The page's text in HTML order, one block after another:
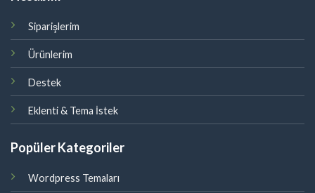
Siparişlerim
Ürünlerim
Destek
Eklenti & Tema İstek
Popüler Kategoriler
Wordpress Temaları